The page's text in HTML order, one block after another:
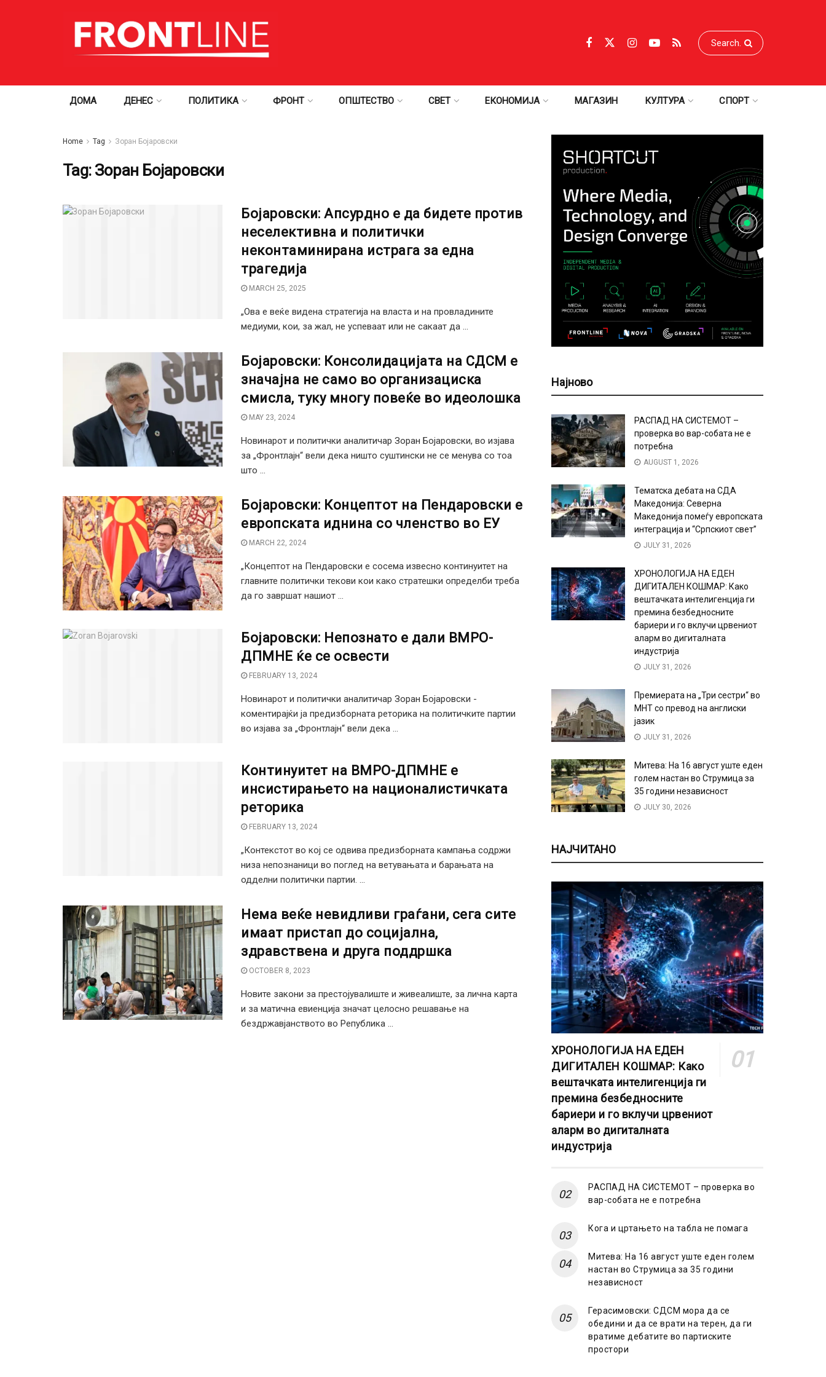
ДОМА ДЕНЕС ПОЛИТИКА ФРОНТ ОПШТЕСТВО СВЕТ ЕКОНОМИЈА МАГАЗИН КУЛТУРА СПОРТ
Home Tag Зоран Бојаровски
Tag: Зоран Бојаровски
Бојаровски: Апсурдно е да бидете против
неселективна и политички
неконтаминирана истрага за една
трагедија
MARCH 25, 2025
„Ова е веќе видена стратегија на власта и на провладините
медиуми, кои, за жал, не успеваат или не сакаат да ...
Бојаровски: Консолидaцијата на СДСМ е
значајна не само во организациска
смисла, туку многу повеќе во идеолошка
MAY 23, 2024
Новинарот и политички аналитичар Зоран Бојаровски, во изјава
за „Фронтлајн“ вели дека ништо суштински не се менува со тоа
што ...
Бојаровски: Концептот на Пендаровски е
европската иднина со членство во ЕУ
MARCH 22, 2024
„Концептот на Пендаровски е сосема извесно континуитет на
главните политички текови кои како стратешки определби треба
да го завршат нашиот ...
Бојаровски: Непознато е дали ВМРО-
ДПМНЕ ќе се освести
FEBRUARY 13, 2024
Новинарот и политички аналитичар Зоран Бојаровски -
коментирајќи ја предизборната реторика на политичките партии
во изјава за „Фронтлајн“ вели дека ...
Континуитет на ВМРО-ДПМНЕ е
инсистирањето на националистичката
реторика
FEBRUARY 13, 2024
„Контекстот во кој се одвива предизборната кампања содржи
низа непознаници во поглед на ветувањата и барањата на
одделни политички партии. ...
Нема веќе невидливи граѓани, сега сите
имаат пристап до социјална,
здравствена и друга поддршка
OCTOBER 8, 2023
Новите закони за престојувалиште и живеалиште, за лична карта
и за матична евиенција значат целосно решавање на
бездржавјанството во Република ...
Најново
РАСПАД НА СИСТЕМОТ –
проверка во вар-собата не е
потребна
AUGUST 1, 2026
Тематска дебата на СДА
Македонија: Северна
Македонија помеѓу европската
интеграција и “Српскиот свет”
JULY 31, 2026
ХРОНОЛОГИЈА НА ЕДЕН
ДИГИТАЛЕН КОШМАР: Како
вештачката интелигенција ги
премина безбедносните
бариери и го вклучи црвениот
аларм во дигиталната
индустрија
JULY 31, 2026
Премиерата на „Три сестри“ во
МНТ со превод на англиски
јазик
JULY 31, 2026
Митева: На 16 август уште еден
голем настан во Струмица за
35 години независност
JULY 30, 2026
НАЈЧИТАНО
ХРОНОЛОГИЈА НА ЕДЕН
ДИГИТАЛЕН КОШМАР: Како
вештачката интелигенција ги
премина безбедносните
бариери и го вклучи црвениот
аларм во дигиталната
индустрија
РАСПАД НА СИСТЕМОТ – проверка во
вар-собата не е потребна
Кога и цртањето на табла не помага
Митева: На 16 август уште еден голем
настан во Струмица за 35 години
независност
Герасимовски: СДСМ мора да се
обедини и да се врати на терен, да ги
вратиме дебатите во партиските
простори